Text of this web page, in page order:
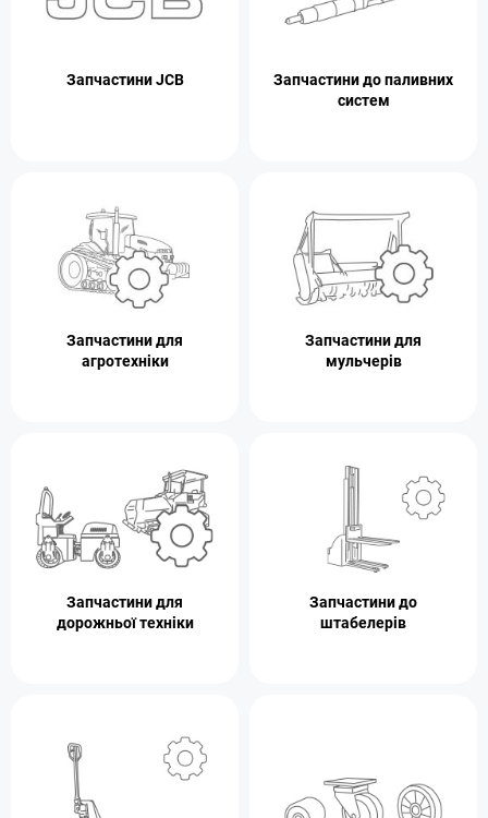
Запчастини JCB
Запчастини до паливних
систем
Запчастини для
агротехніки
Запчастини для
мульчерів
Запчастини для
дорожньої техніки
Запчастини до
штабелерів